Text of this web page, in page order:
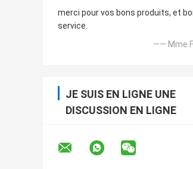
merci pour vos bons produits, et
service.
—— Mme
JE SUIS EN LIGNE UNE
DISCUSSION EN LIGNE